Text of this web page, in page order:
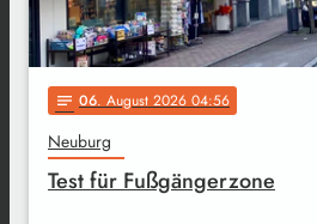
notes 06. August 2026 04:56
Neuburg
Test für Fußgängerzone